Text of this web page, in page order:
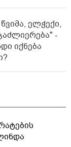
ელჭექი,
-
იქნება